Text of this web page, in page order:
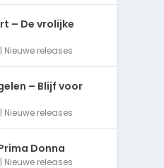
– De vrolijke
| Nieuwe releases
– Blijf voor
| Nieuwe releases
Donna
| Nieuwe releases